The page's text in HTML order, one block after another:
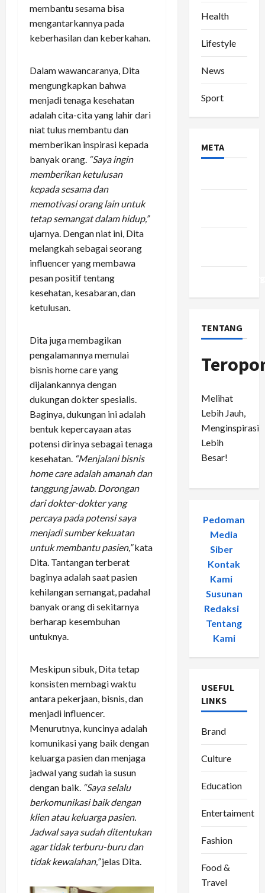
membantu sesama bisa
mengantarkannya pada
keberhasilan dan keberkahan.
Dalam wawancaranya, Dita
mengungkapkan bahwa
menjadi tenaga kesehatan
adalah cita-cita yang lahir dari
niat tulus membantu dan
memberikan inspirasi kepada
banyak orang. “Saya ingin
memberikan ketulusan
kepada sesama dan
memotivasi orang lain untuk
tetap semangat dalam hidup,”
ujarnya. Dengan niat ini, Dita
melangkah sebagai seorang
influencer yang membawa
pesan positif tentang
kesehatan, kesabaran, dan
ketulusan.
Dita juga membagikan
pengalamannya memulai
bisnis home care yang
dijalankannya dengan
dukungan dokter spesialis.
Baginya, dukungan ini adalah
bentuk kepercayaan atas
potensi dirinya sebagai tenaga
kesehatan. “Menjalani bisnis
home care adalah amanah dan
tanggung jawab. Dorongan
dari dokter-dokter yang
percaya pada potensi saya
menjadi sumber kekuatan
untuk membantu pasien,”kata
Dita. Tantangan terberat
baginya adalah saat pasien
kehilangan semangat, padahal
banyak orang di sekitarnya
berharap kesembuhan
untuknya.
Meskipun sibuk, Dita tetap
konsisten membagi waktu
antara pekerjaan, bisnis, dan
menjadi influencer.
Menurutnya, kuncinya adalah
komunikasi yang baik dengan
keluarga pasien dan menjaga
jadwal yang sudah ia susun
dengan baik. “Saya selalu
berkomunikasi baik dengan
klien atau keluarga pasien.
Jadwal saya sudah ditentukan
agar tidak terburu-buru dan
tidak kewalahan,”jelas Dita.
Health
Lifestyle
News
Sport
META
TENTANG
Melihat
Lebih Jauh,
Menginspirasi
Lebih
Besar!
Pedoman
Media
Siber-
Kontak
Kami
Susunan
Redaksi-
Tentang
Kami
USEFUL
LINKS
Brand
Culture
Education
Entertaiment
Fashion
Food &
Travel